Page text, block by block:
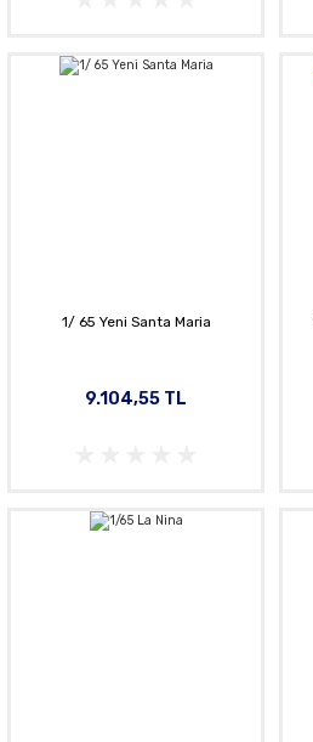
1/ 65 Yeni Santa Maria
9.104,55 TL